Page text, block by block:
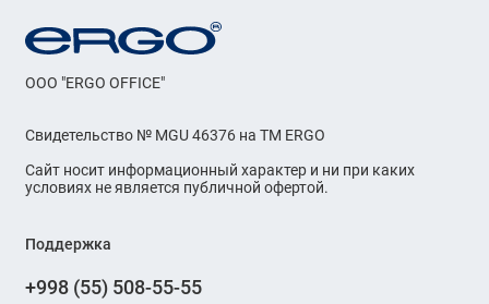
OOO "ERGO OFFICE"
Свидетельство № MGU 46376 на ТМ ERGO
Сайт носит информационный характер и ни при каких
условиях не является публичной офертой.
Поддержка
+998 (55) 508-55-55